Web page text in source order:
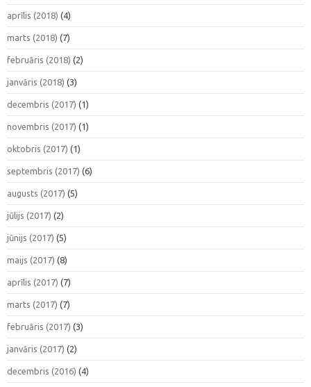
aprīlis (2018) (4)
marts (2018) (7)
februāris (2018) (2)
janvāris (2018) (3)
decembris (2017) (1)
novembris (2017) (1)
oktobris (2017) (1)
septembris (2017) (6)
augusts (2017) (5)
jūlijs (2017) (2)
jūnijs (2017) (5)
maijs (2017) (8)
aprīlis (2017) (7)
marts (2017) (7)
februāris (2017) (3)
janvāris (2017) (2)
decembris (2016) (4)